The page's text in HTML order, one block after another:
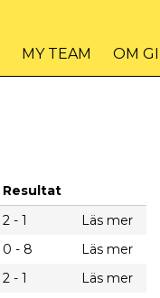
MY TEAM OM
Resultat
2 - 1
Läs mer
0 - 8
Läs mer
2 - 1
Läs mer